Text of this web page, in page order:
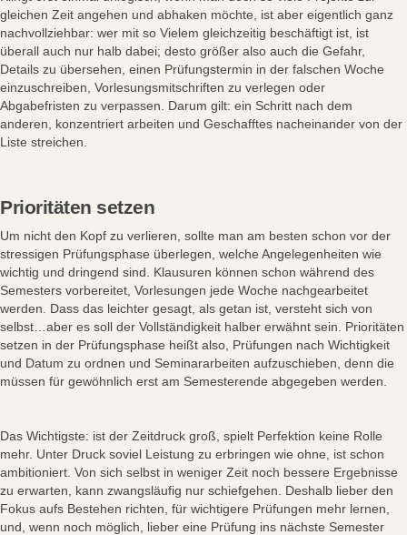
gleichen Zeit angehen und abhaken möchte, ist aber eigentlich ganz
nachvollziehbar: wer mit so Vielem gleichzeitig beschäftigt ist, ist
überall auch nur halb dabei; desto größer also auch die Gefahr,
Details zu übersehen, einen Prüfungstermin in der falschen Woche
einzuschreiben, Vorlesungsmitschriften zu verlegen oder
Abgabefristen zu verpassen. Darum gilt: ein Schritt nach dem
anderen, konzentriert arbeiten und Geschafftes nacheinander von der
Liste streichen.
Prioritäten setzen
Um nicht den Kopf zu verlieren, sollte man am besten schon vor der
stressigen Prüfungsphase überlegen, welche Angelegenheiten wie
wichtig und dringend sind. Klausuren können schon während des
Semesters vorbereitet, Vorlesungen jede Woche nachgearbeitet
werden. Dass das leichter gesagt, als getan ist, versteht sich von
selbst…aber es soll der Vollständigkeit halber erwähnt sein. Prioritäten
setzen in der Prüfungsphase heißt also, Prüfungen nach Wichtigkeit
und Datum zu ordnen und Seminararbeiten aufzuschieben, denn die
müssen für gewöhnlich erst am Semesterende abgegeben werden.
Das Wichtigste: ist der Zeitdruck groß, spielt Perfektion keine Rolle
mehr. Unter Druck soviel Leistung zu erbringen wie ohne, ist schon
ambitioniert. Von sich selbst in weniger Zeit noch bessere Ergebnisse
zu erwarten, kann zwangsläufig nur schiefgehen. Deshalb lieber den
Fokus aufs Bestehen richten, für wichtigere Prüfungen mehr lernen,
und, wenn noch möglich, lieber eine Prüfung ins nächste Semester